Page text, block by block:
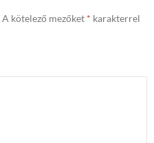
A kötelező mezőket * karakterrel